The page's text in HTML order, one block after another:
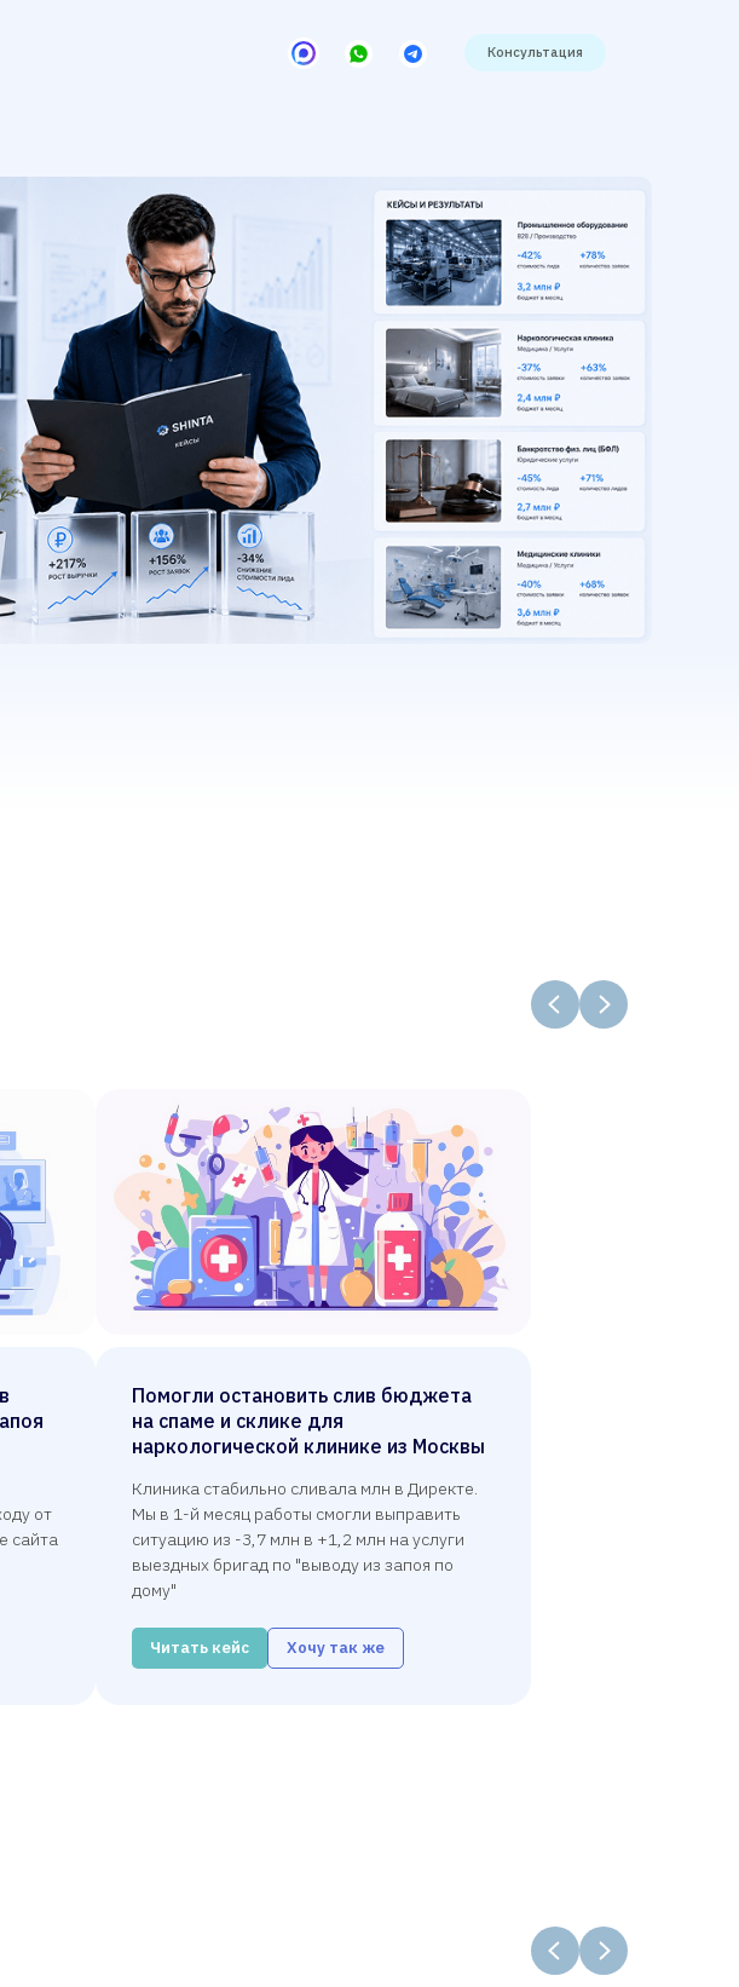
Консультация
от
сайта
Помогли остановить слив бюджета
на спаме и склике для
наркологической клинике из Москвы
Клиника стабильно сливала млн в Директе.
Мы в 1-й месяц работы смогли выправить
ситуацию из -3,7 млн в +1,2 млн на услуги
выездных бригад по "выводу из запоя по
дому"
Читать кейс Хочу так же